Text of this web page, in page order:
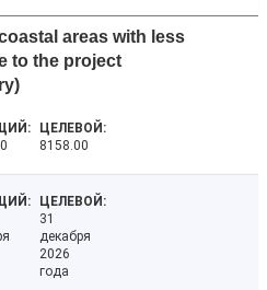
areas with less
to the project
8158.00
31
декабря
2026
года